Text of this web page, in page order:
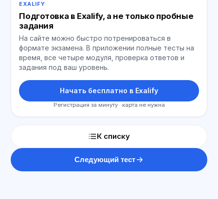
EXALIFY
Подготовка в Exalify, а не только пробные
задания
На сайте можно быстро потренироваться в
формате экзамена. В приложении полные тесты на
время, все четыре модуля, проверка ответов и
задания под ваш уровень.
Начать бесплатно в Exalify
Регистрация за минуту · карта не нужна
К списку
Следующий тест